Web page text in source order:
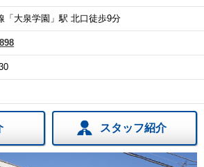
「大泉学園」駅 北口徒歩9分
スタッフ紹介